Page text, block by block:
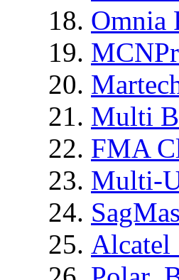
Omnia
Multi
FMA
Multi-
Alcatel